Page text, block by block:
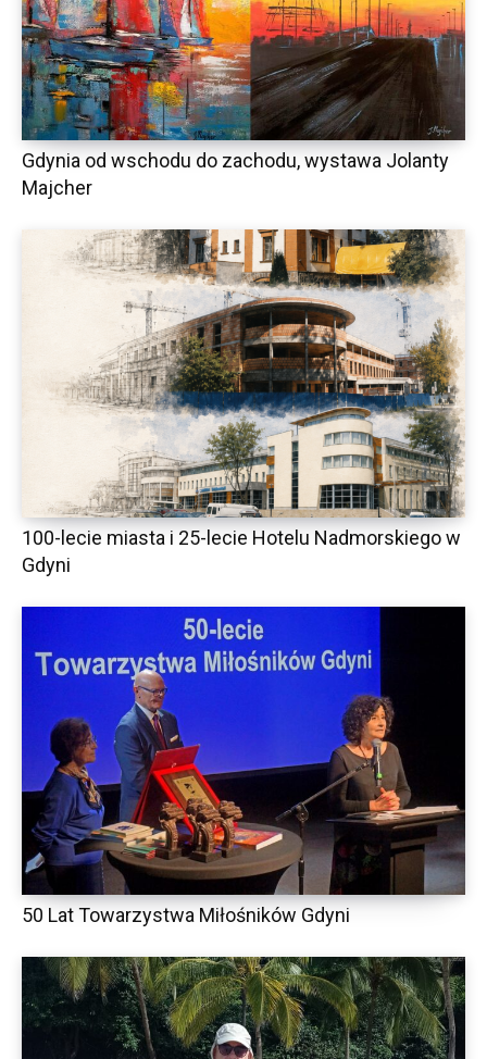
Gdynia od wschodu do zachodu, wystawa Jolanty
Majcher
100-lecie miasta i 25-lecie Hotelu Nadmorskiego w
Gdyni
50 Lat Towarzystwa Miłośników Gdyni